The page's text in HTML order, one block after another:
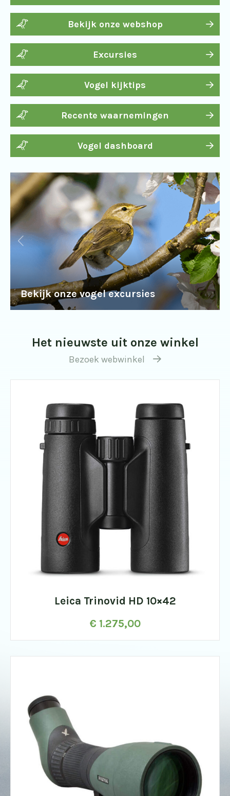
Bekijk onze webshop
Excursies
Vogel kijktips
Recente waarnemingen
Vogel dashboard
Bekijk onze vogel excursies
Het nieuwste uit onze winkel
Bezoek webwinkel
Leica Trinovid HD 10×42
€ 1.275,00